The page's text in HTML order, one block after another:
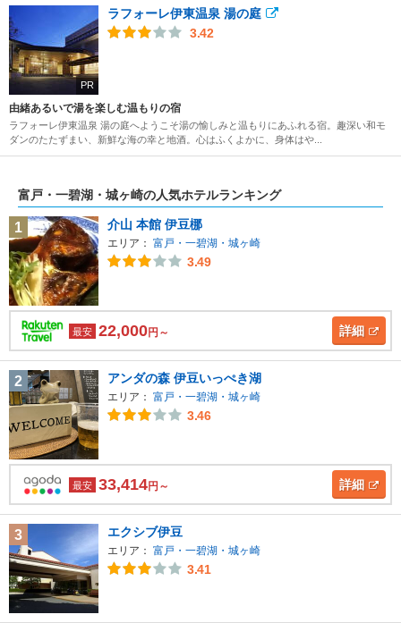
PR
ラフォーレ伊東温泉 湯の庭
3.42
由緒あるいで湯を楽しむ温もりの宿
ラフォーレ伊東温泉 湯の庭へようこそ湯の愉しみと温もりにあふれる宿。趣深い和モ
ダンのたたずまい、新鮮な海の幸と地酒。心はふくよかに、身体はや...
富戸・一碧湖・城ヶ崎の人気ホテルランキング
1 介山 本館 伊豆梛
エリア： 富戸・一碧湖・城ヶ崎
3.49
最安 22,000円～ 詳細
2 アンダの森 伊豆いっぺき湖
エリア： 富戸・一碧湖・城ヶ崎
3.46
最安 33,414円～ 詳細
3 エクシブ伊豆
エリア： 富戸・一碧湖・城ヶ崎
3.41